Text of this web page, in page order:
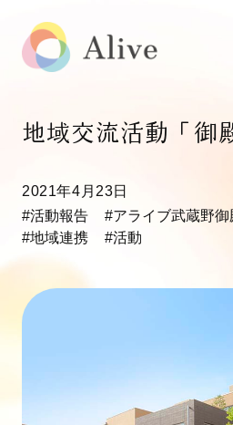
地域交流活動「御
2021年4月23日
#活動報告
#アライブ武蔵野御
#地域連携
#活動